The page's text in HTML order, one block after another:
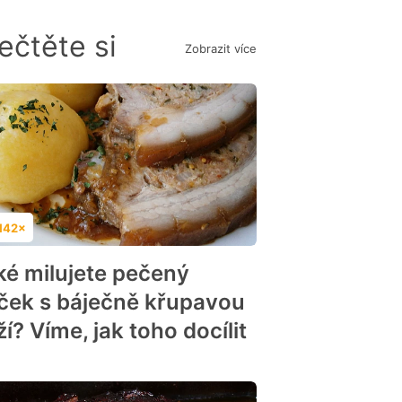
si Zobrazit více
milujete pečený
s báječně křupavou
Víme, jak toho docílit